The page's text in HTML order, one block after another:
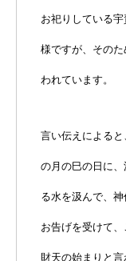
お祀りしている
様ですが、その
われています。
言い伝えによる
の月の巳の日に
る水を汲んで、
お告げを受けて
財天の始まりと言